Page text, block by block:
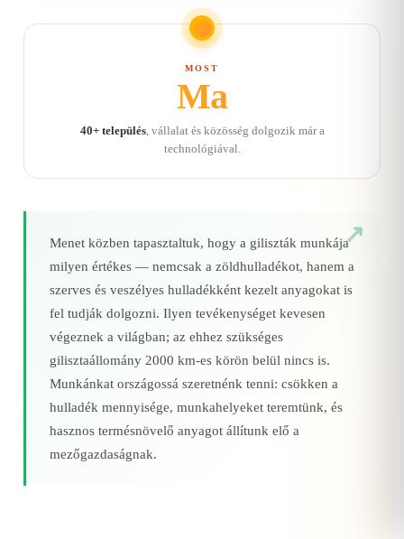
MOST
Ma
40+ település, vállalat és közösség dolgozik már a
technológiával.
Menet közben tapasztaltuk, hogy a giliszták munkája
milyen értékes — nemcsak a zöldhulladékot, hanem a
szerves és veszélyes hulladékként kezelt anyagokat is
fel tudják dolgozni. Ilyen tevékenységet kevesen
végeznek a világban; az ehhez szükséges
gilisztaállomány 2000 km‑es körön belül nincs is.
Munkánkat országossá szeretnénk tenni: csökken a
hulladék mennyisége, munkahelyeket teremtünk, és
hasznos termésnövelő anyagot állítunk elő a
mezőgazdaságnak.